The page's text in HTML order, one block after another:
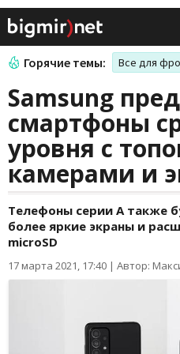
Горячие темы: Все для
Samsung
смартфоны
уровня с
камерами и
Телефоны серии A также
более яркие экраны и
microSD
17 марта 2021, 17:40 | Автор: